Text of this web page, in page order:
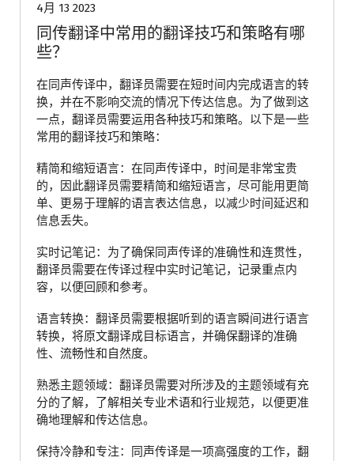
4月 13 2023
同传翻译中常用的翻译技巧和策略有哪
些？
在同声传译中，翻译员需要在短时间内完成语言的转
换，并在不影响交流的情况下传达信息。为了做到这
一点，翻译员需要运用各种技巧和策略。以下是一些
常用的翻译技巧和策略：
精简和缩短语言：在同声传译中，时间是非常宝贵
的，因此翻译员需要精简和缩短语言，尽可能用更简
单、更易于理解的语言表达信息，以减少时间延迟和
信息丢失。
实时记笔记：为了确保同声传译的准确性和连贯性，
翻译员需要在传译过程中实时记笔记，记录重点内
容，以便回顾和参考。
语言转换：翻译员需要根据听到的语言瞬间进行语言
转换，将原文翻译成目标语言，并确保翻译的准确
性、流畅性和自然度。
熟悉主题领域：翻译员需要对所涉及的主题领域有充
分的了解，了解相关专业术语和行业规范，以便更准
确地理解和传达信息。
保持冷静和专注：同声传译是一项高强度的工作，翻